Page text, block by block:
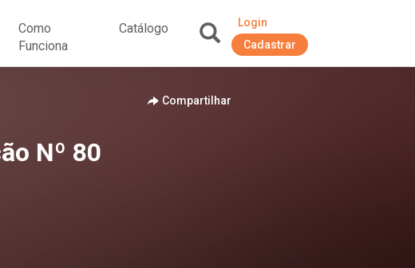
Como
Funciona
Catálogo
Login
Cadastrar
Compartilhar
Nº 80